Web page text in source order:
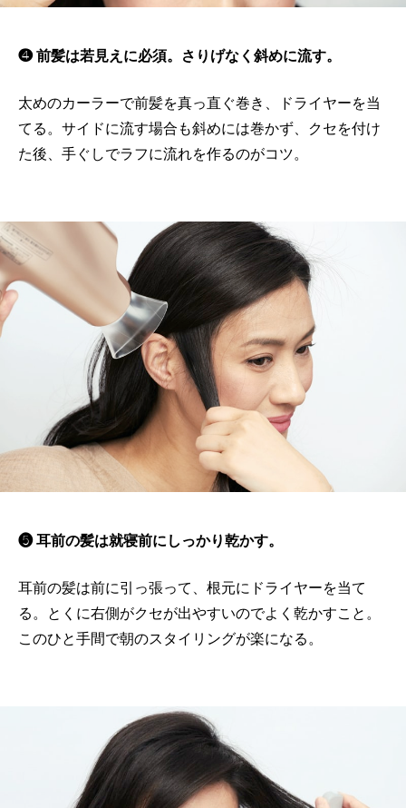
❹ 前髪は若見えに必須。さりげなく斜めに流す。
太めのカーラーで前髪を真っ直ぐ巻き、ドライヤーを当
てる。サイドに流す場合も斜めには巻かず、クセを付け
た後、手ぐしでラフに流れを作るのがコツ。
❺ 耳前の髪は就寝前にしっかり乾かす。
耳前の髪は前に引っ張って、根元にドライヤーを当て
る。とくに右側がクセが出やすいのでよく乾かすこと。
このひと手間で朝のスタイリングが楽になる。